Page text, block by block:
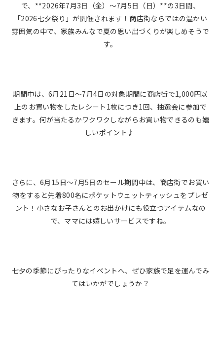
で、**2026年7月3日（金）〜7月5日（日）**の3日間、
「2026七夕祭り」が開催されます！商店街ならではの温かい
雰囲気の中で、家族みんなで夏の思い出づくりが楽しめそうで
す。
期間中は、6月21日〜7月4日の対象期間に商店街で1,000円以
上のお買い物をしたレシート1枚につき1回、抽選会に参加で
きます。何が当たるかワクワクしながらお買い物できるのも嬉
しいポイント♪
さらに、6月15日〜7月5日のセール期間中は、商店街でお買い
物をすると先着800名にポケットウェットティッシュをプレゼ
ント！小さなお子さんとのお出かけにも役立つアイテムなの
で、ママには嬉しいサービスですね。
七夕の季節にぴったりなイベントへ、ぜひ家族で足を運んでみ
てはいかがでしょうか？